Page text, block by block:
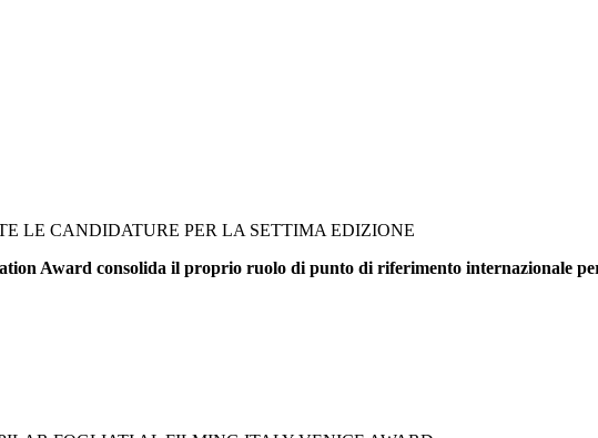
LE CANDIDATURE PER LA SETTIMA EDIZIONE
Award consolida il proprio ruolo di punto di riferimento internazionale